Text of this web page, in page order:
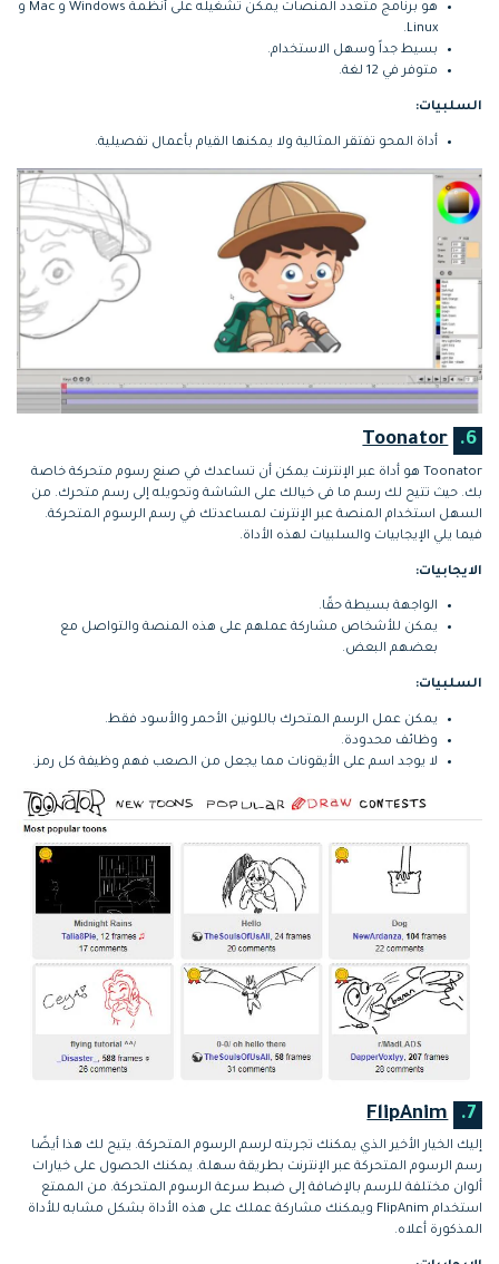
هو برنامج متعدد المنصات يمكن تشغيله على أنظمة Windows و Mac و
Linux.
بسيط جداً وسهل الاستخدام.
متوفر في 12 لغة.
السلبيات:
أداة المحو تفتقر المثالية ولا يمكنها القيام بأعمال تفصيلية.
6.
Toonator
Toonator هو أداة عبر الإنترنت يمكن أن تساعدك في صنع رسوم متحركة خاصة
بك. حيث تتيح لك رسم ما فى خيالك على الشاشة وتحويله إلى رسم متحرك. من
السهل استخدام المنصة عبر الإنترنت لمساعدتك في رسم الرسوم المتحركة.
فيما يلي الإيجابيات والسلبيات لهذه الأداة.
الايجابيات:
الواجهة بسيطة حقًا.
يمكن للأشخاص مشاركة عملهم على هذه المنصة والتواصل مع
بعضهم البعض.
السلبيات:
يمكن عمل الرسم المتحرك باللونين الأحمر والأسود فقط.
وظائف محدودة.
لا يوجد اسم على الأيقونات مما يجعل من الصعب فهم وظيفة كل رمز.
7.
FlipAnim
إليك الخيار الأخير الذي يمكنك تجربته لرسم الرسوم المتحركة. يتيح لك هذا أيضًا
رسم الرسوم المتحركة عبر الإنترنت بطريقة سهلة. يمكنك الحصول على خيارات
ألوان مختلفة للرسم بالإضافة إلى ضبط سرعة الرسوم المتحركة. من الممتع
استخدام FlipAnim ويمكنك مشاركة عملك على هذه الأداة بشكل مشابه للأداة
المذكورة أعلاه.